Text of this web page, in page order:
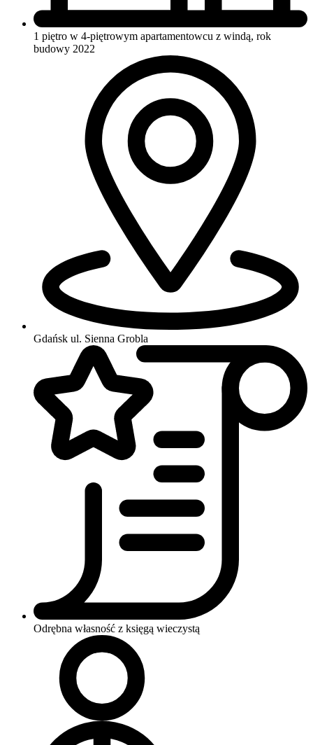
1 piętro w 4-piętrowym apartamentowcu z windą, rok
budowy 2022
Gdańsk ul. Sienna Grobla
Odrębna własność z księgą wieczystą